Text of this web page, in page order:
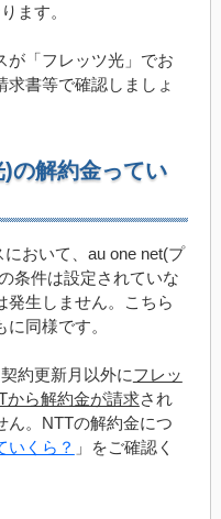
ます。
が「フレッツ光」でお
書等で確認しましょ
の解約金ってい
において、au one net(プ
条件は設定されていな
発生しません。こちら
同様です。
約更新月以外にフレッ
から解約金が請求され
ん。NTTの解約金につ
いくら？ 」をご確認く